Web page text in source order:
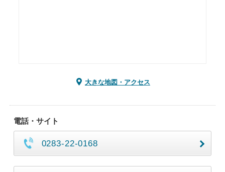
大きな地図・アクセス
電話・サイト
0283-22-0168